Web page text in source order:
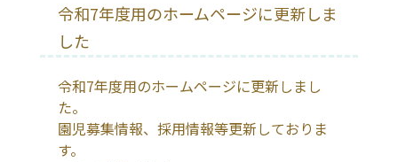
令和7年度用のホームページに更新しま
した
令和7年度用のホームページに更新しまし
た。
園児募集情報、採用情報等更新しておりま
す。